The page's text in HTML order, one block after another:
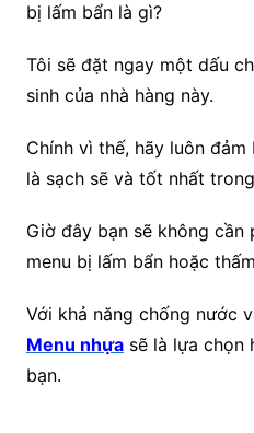
bị lấm bẩn là gì?
Tôi sẽ đặt ngay một dấu
sinh của nhà hàng này.
Chính vì thế, hãy luôn
là sạch sẽ và tốt nhất
Giờ đây bạn sẽ không cần
menu bị lấm bẩn hoặc
Với khả năng chống nước
Menu nhựasẽ là lựa chọn
bạn.